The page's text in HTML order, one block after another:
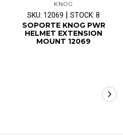
KNOG
SKU: 12069 STOCK: 8
SOPORTE KNOG PWR
HELMET EXTENSION
MOUNT 12069